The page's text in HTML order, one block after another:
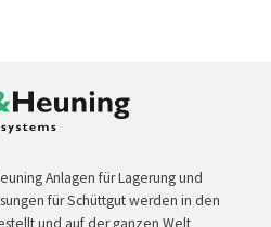
Anlagen für Lagerung und
für Schüttgut werden in den
und auf der ganzen Welt